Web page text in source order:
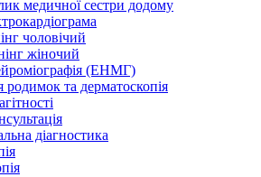
медичної сестри додому
чоловічий
жіночий
(ЕНМГ)
та дерматоскопія
діагностика